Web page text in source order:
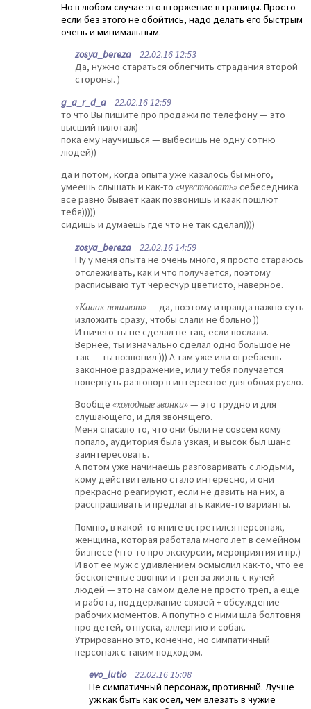
Но в любом случае это вторжение в границы. Просто
если без этого не обойтись, надо делать его быстрым
очень и минимальным.
zosya_bereza 22.02.16 12:53
Да, нужно стараться облегчить страдания второй
стороны. )
g_a_r_d_a 22.02.16 12:59
то что Вы пишите про продажи по телефону — это
высший пилотаж)
пока ему научишься — выбесишь не одну сотню
людей))
да и потом, когда опыта уже казалось бы много,
умеешь слышать и как-то «чувствовать»себеседника
все равно бывает каак позвонишь и каак пошлют
тебя)))))
сидишь и думаешь где что не так сделал))))
zosya_bereza 22.02.16 14:59
Ну у меня опыта не очень много, я просто стараюсь
отслеживать, как и что получается, поэтому
расписываю тут чересчур цветисто, наверное.
«Кааак пошлют»— да, поэтому и правда важно суть
изложить сразу, чтобы слали не больно ))
И ничего ты не сделал не так, если послали.
Вернее, ты изначально сделал одно большое не
так — ты позвонил ))) А там уже или огребаешь
законное раздражение, или у тебя получается
повернуть разговор в интересное для обоих русло.
Вообще «холодные звонки»— это трудно и для
слушающего, и для звонящего.
Меня спасало то, что они были не совсем кому
попало, аудитория была узкая, и высок был шанс
заинтересовать.
А потом уже начинаешь разговаривать с людьми,
кому действительно стало интересно, и они
прекрасно реагируют, если не давить на них, а
расспрашивать и предлагать какие-то варианты.
Помню, в какой-то книге встретился персонаж,
женщина, которая работала много лет в семейном
бизнесе (что-то про экскурсии, мероприятия и пр.)
И вот ее муж с удивлением осмыслил как-то, что ее
бесконечные звонки и треп за жизнь с кучей
людей — это на самом деле не просто треп, а еще
и работа, поддержание связей + обсуждение
рабочих моментов. А попутно с ними шла болтовня
про детей, отпуска, аллергию и собак.
Утрированно это, конечно, но симпатичный
персонаж с таким подходом.
evo_lutio22.02.16 15:08
Не симпатичный персонаж, противный. Лучше
уж как быть как осел, чем влезать в чужие